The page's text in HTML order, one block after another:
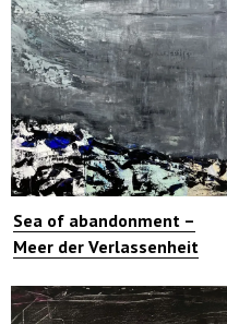
Sea of abandonment –
Meer der Verlassenheit